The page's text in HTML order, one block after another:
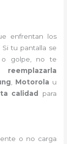
enfrentan los
. Si tu pantalla se
o golpe, no te
Motorola u
calidad
para
o no carga